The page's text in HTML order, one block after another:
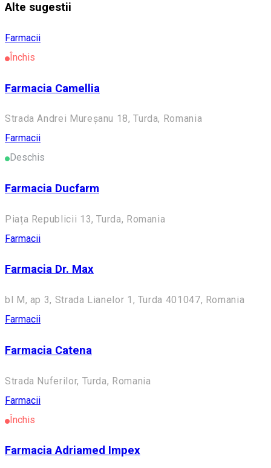
Alte sugestii
Farmacii
Închis
Farmacia Camellia
Strada Andrei Mureşanu 18, Turda, Romania
Farmacii
Deschis
Farmacia Ducfarm
Piața Republicii 13, Turda, Romania
Farmacii
Farmacia Dr. Max
bl M, ap 3, Strada Lianelor 1, Turda 401047, Romania
Farmacii
Farmacia Catena
Strada Nuferilor, Turda, Romania
Farmacii
Închis
Farmacia Adriamed Impex